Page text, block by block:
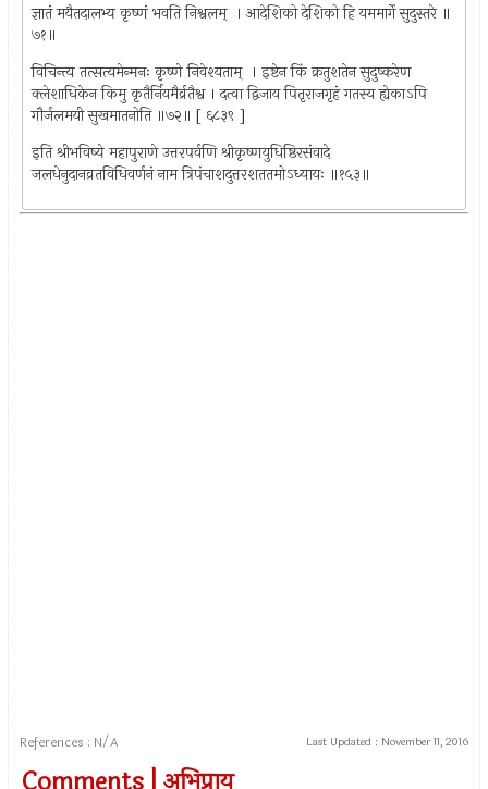
ज्ञातं मयैतदालभ्य कृष्णं भवति निश्वलम् ‍ । आदेशिको देशिको हि यममार्गे सुदुस्तरे ॥
७१॥
विचिन्त्य तत्सत्यमेन्मनः कृष्णे निवेश्यताम् ‍ । इष्टेन किं क्रतुशतेन सुदुष्करेण
क्लेशाधिकेन किमु कृतैर्नियमैर्व्रतैश्व । दत्वा द्विजाय पितृराजगृहं गतस्य ह्येकाऽपि
गौर्जलमयी सुखमातनोति ॥७२॥ [ ६८३९ ]
इति श्रीभविष्ये महापुराणे उत्तरपर्वणि श्रीकृष्णयुधिष्ठिरसंवादे
जलधेनुदानव्रतविधिवर्णनं नाम त्रिपंचाशदुत्तरशततमोऽध्यायः ॥१५३॥
References : N/A Last Updated : November 11, 2016